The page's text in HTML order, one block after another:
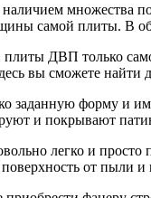
множества
самой плиты. В
ДВП только
вы сможете найти
заданную форму и
и покрывают
легко и
от пыли